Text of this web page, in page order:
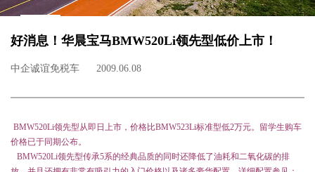
好消息！华晨宝马BMW520Li领先型低价上市！
中企诚谊免税车 2009.06.08
BMW520Li领先型从即日上市，价格比BMW523Li标准型低2万元。留学生购车
价格已于同期公布。
BMW520Li领先型传承5系的经典品质的同时还降低了油耗和二氧化碳的排